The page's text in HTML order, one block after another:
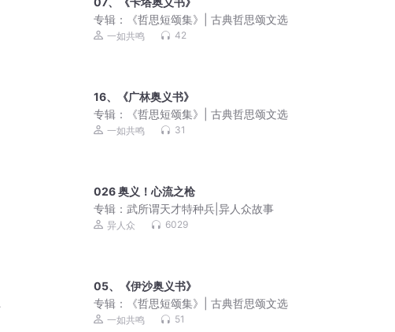
专辑：
《哲思短颂集》| 古典哲思颂文选
一如共鸣 42
16、《广林奥义书》
专辑：
《哲思短颂集》| 古典哲思颂文选
一如共鸣 31
026 奥义！心流之枪
专辑：武所谓天才特种兵|异人众故事
异人众 6029
05、《伊沙奥义书》
专辑：
《哲思短颂集》| 古典哲思颂文选
一如共鸣 51